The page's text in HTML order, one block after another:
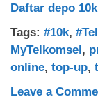
Daftar depo
Tags: #10k,
MyTelkomsel,
online, top-up,
Leave a